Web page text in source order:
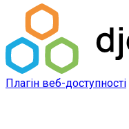
Плагін веб-доступності